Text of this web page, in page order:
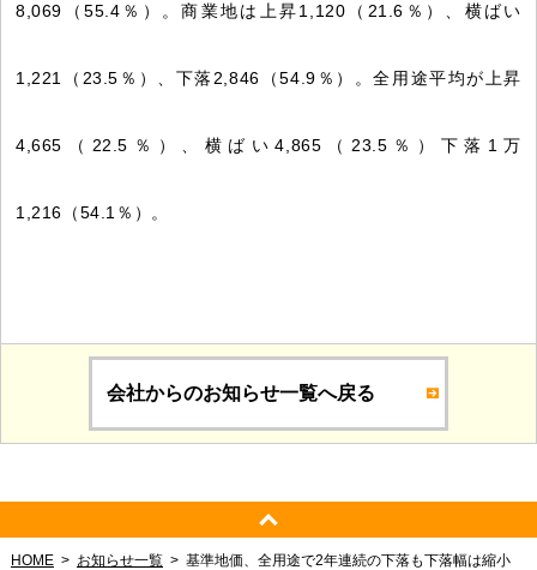
8,069（55.4％）。商業地は上昇1,120（21.6％）、横ばい
1,221（23.5％）、下落2,846（54.9％）。全用途平均が上昇
4,665（22.5％）、横ばい4,865（23.5％）下落1万
1,216（54.1％）。
会社からのお知らせ一覧へ戻る
HOME お知らせ一覧 基準地価、全用途で2年連続の下落も下落幅は縮小